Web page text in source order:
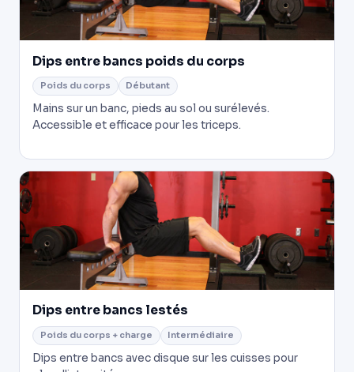
Dips entre bancs poids du corps
Poids du corps Débutant
Mains sur un banc, pieds au sol ou surélevés.
Accessible et efficace pour les triceps.
Dips entre bancs lestés
Poids du corps + charge Intermédiaire
Dips entre bancs avec disque sur les cuisses pour